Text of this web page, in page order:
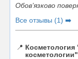
Обов’язково
Все отзывы (1) ➡️
📍 Косметология
косметологии"